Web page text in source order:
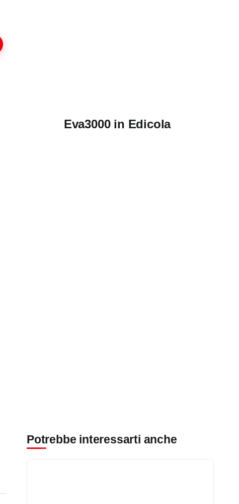
Eva3000 in Edicola
Potrebbe interessarti anche